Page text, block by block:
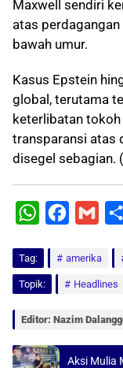
Maxwell sendiri
atas
bawah umur.
Kasus Epstein
global, terutama
keterlibatan
transparansi atas
disegel sebagian.
W
t
p
c
e
o
a
i
Tag: amerika
Topik: Headlines
Editor: Nazim
Aksi Mulia